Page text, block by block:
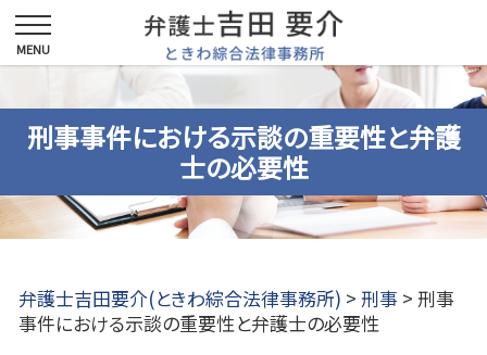
刑事事件における示談の重要性と弁護
士の必要性
弁護士吉田要介(ときわ綜合法律事務所) > 刑事 > 刑事
事件における示談の重要性と弁護士の必要性